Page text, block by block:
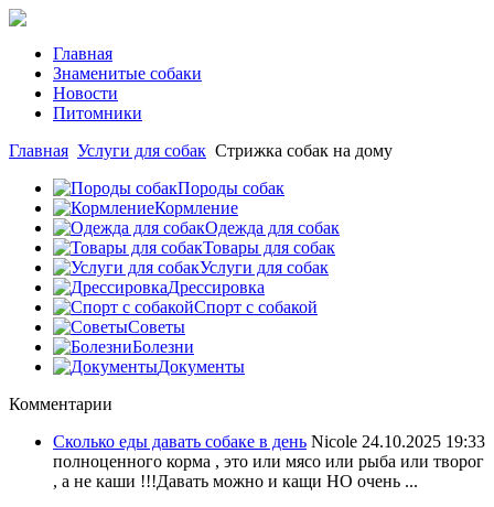
Главная
Знаменитые собаки
Новости
Питомники
Главная Услуги для собак Стрижка собак на дому
Породы собак
Кормление
Одежда для собак
Товары для собак
Услуги для собак
Дрессировка
Спорт с собакой
Советы
Болезни
Документы
Комментарии
Сколько еды давать собаке в день Nicole 24.10.2025 19:33
полноценного корма , это или мясо или рыба или творог
, а не каши !!!Давать можно и кащи НО очень ...